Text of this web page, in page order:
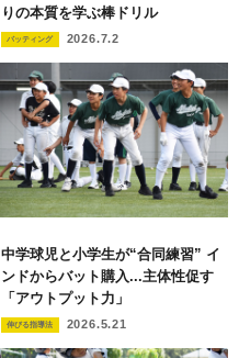
りの本質を学ぶ棒ドリル
バッティング 2026.7.2
中学球児と小学生が“合同練習” イ
ンドからバット購入...主体性促す
「アウトプット力」
伸びる指導法 2026.5.21